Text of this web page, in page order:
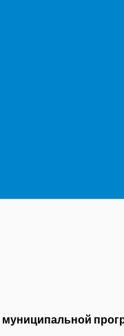
муниципальной